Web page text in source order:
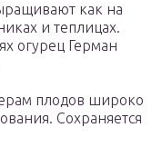
как на
и теплицах.
огурец Герман
плодов широко
Сохраняется